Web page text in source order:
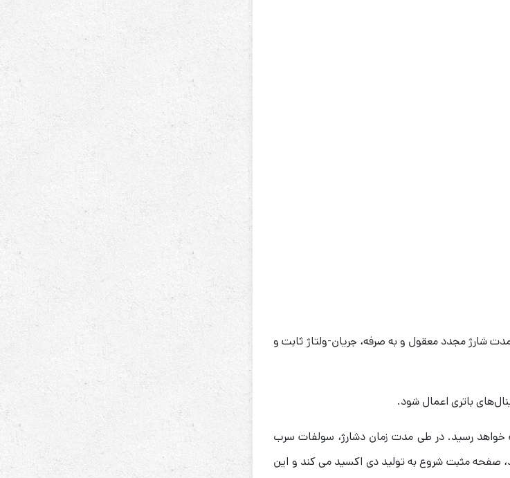
شارژ مجدد معقول و به صرفه، جریان-ولتاژ ثابت و
باتری اعمال شود.
رسید. در طی مدت زمان دشارژ، سولفات سرب
صفحه مثبت شروع به تولید دی اکسید می کند و این